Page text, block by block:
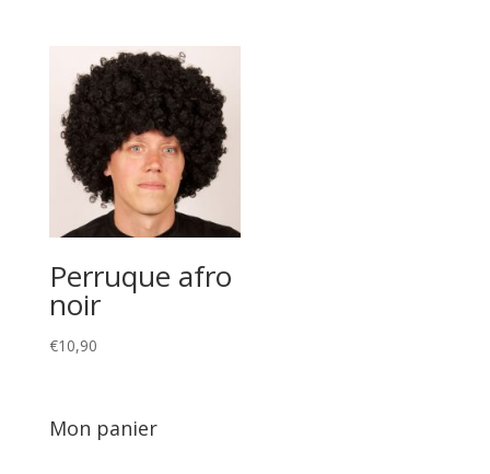
Perruque afro
noir
€10,90
Mon panier